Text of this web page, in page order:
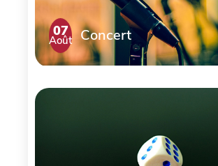
07
Août Concert